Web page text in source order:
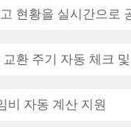
현황을 실시간으로
환 주기 자동 체크
비 자동 계산 지원